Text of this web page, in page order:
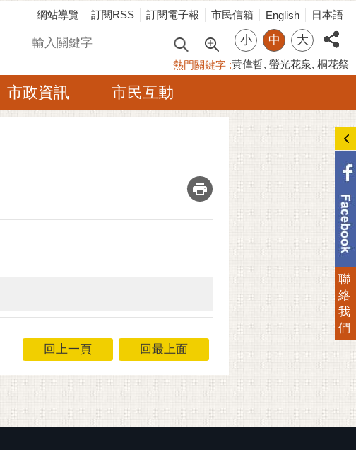
網站導覽 訂閱RSS 訂閱電子報 市民信箱 English 日本語
搜尋 小 中 大
熱門關鍵字 黃偉哲 螢光花泉 桐花祭
市政資訊 市民互動
_
回上一頁 回最上面
聯
絡
我
們